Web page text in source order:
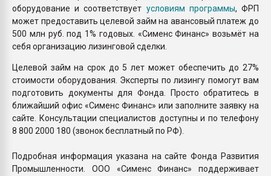
оборудование и соответствует условиям программы, ФРП
может предоставить целевой займ на авансовый платеж до
500 млн руб. под 1% годовых. «Сименс Финанс» возьмёт на
себя организацию лизинговой сделки.
Целевой займ на срок до 5 лет может обеспечить до 27%
стоимости оборудования. Эксперты по лизингу помогут вам
подготовить документы для Фонда. Просто обратитесь в
ближайший офис «Сименс Финанс» или заполните заявку на
сайте. Консультации специалистов доступны и по телефону
8 800 2000 180 (звонок бесплатный по РФ).
Подробная информация указана на сайте Фонда Развития
Промышленности. ООО «Сименс Финанс» поддерживает